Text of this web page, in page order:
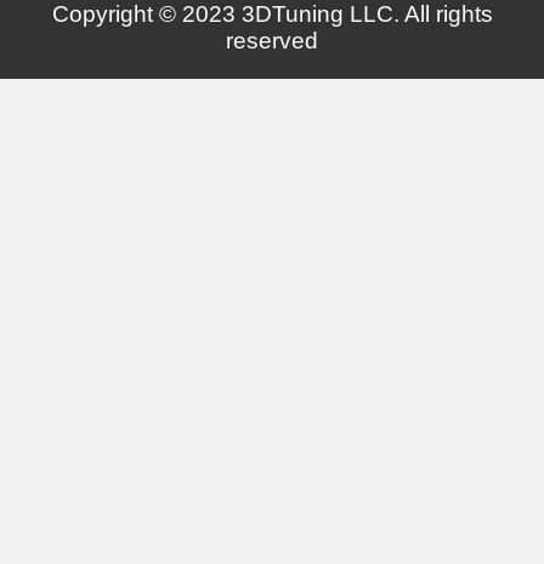
Copyright © 2023 3DTuning LLC. All rights
reserved